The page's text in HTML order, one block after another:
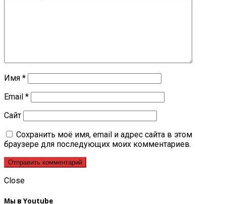
Имя *
Email *
Сайт
Сохранить моё имя, email и адрес сайта в этом
браузере для последующих моих комментариев.
Close
Мы в Youtube